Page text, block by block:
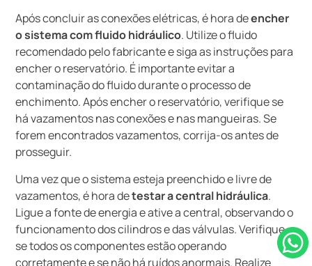
Após concluir as conexões elétricas, é hora deencher
o sistema com fluido hidráulico. Utilize o fluido
recomendado pelo fabricante e siga as instruções para
encher o reservatório. É importante evitar a
contaminação do fluido durante o processo de
enchimento. Após encher o reservatório, verifique se
há vazamentos nas conexões e nas mangueiras. Se
forem encontrados vazamentos, corrija-os antes de
prosseguir.
Uma vez que o sistema esteja preenchido e livre de
vazamentos, é hora detestar a central hidráulica.
Ligue a fonte de energia e ative a central, observando o
funcionamento dos cilindros e das válvulas. Verifique
se todos os componentes estão operando
corretamente e se não há ruídos anormais. Realize